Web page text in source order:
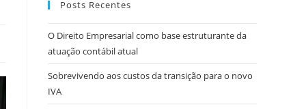
Posts Recentes
O Direito Empresarial como base estruturante da
atuação contábil atual
Sobrevivendo aos custos da transição para o novo
IVA